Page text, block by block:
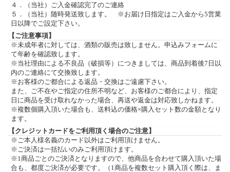
４．（当社）ご入金確認完了のご連絡
５．（当社）随時発送致します。 ※お届け日指定はご入金から5営業
日以降でご設定下さい。
【ご注意事項】
※未成年者に対しては、酒類の販売は致しません。申込みフォームに
て年齢を確認致します。
※当社理由による不良品（破損等）につきましては、商品到着後7日以
内のご連絡にて交換致します。
※お客様のご都合による返品・交換はご遠慮下さい。
また、ご不在やご指定の住所不明など、お客様のご都合により、指定
日に商品を受け取れなかった場合、再送や返金は対応致しかねます。
※複数個購入頂いた場合も、送料込の価格×購入セット数の金額となり
ます。
【クレジットカードをご利用頂く場合のご注意】
※ご本人様名義のカード以外はご利用頂けません。
※ご決済は一括払いのみご利用頂けます。
※1商品ごとのご決済となりますので、他商品を合わせて購入頂いた場
合も、都度ご決済が必要です。（1商品を複数セット購入頂く際は、ま